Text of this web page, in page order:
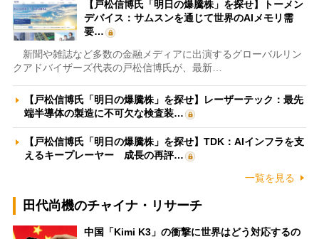
【戸松信博氏「明日の爆騰株」を探せ】トーメン
デバイス：サムスンを通じて世界のAIメモリ需
要…
新聞や雑誌など多数の金融メディアに出演するグローバルリン
クアドバイザーズ代表の戸松信博氏が、最新…
【戸松信博氏「明日の爆騰株」を探せ】レーザーテック：最先
端半導体の製造に不可欠な検査装…
【戸松信博氏「明日の爆騰株」を探せ】TDK：AIインフラを支
えるキープレーヤー 成長の再評…
一覧を見る
田代尚機のチャイナ・リサーチ
中国「Kimi K3」の衝撃に世界はどう対応するの